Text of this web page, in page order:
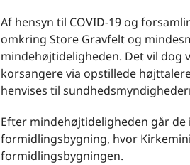
Af hensyn til COVID-19 og
omkring Store Gravfelt og
mindehøjtideligheden. Det vil
korsangere via opstillede
henvises til
Efter mindehøjtideligheden går
formidlingsbygning, hvor
formidlingsbygningen.